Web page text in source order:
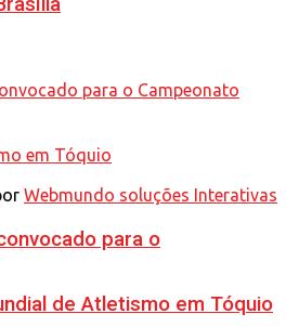
para o
de Atletismo em Tóquio
Webmundo soluções Interativas